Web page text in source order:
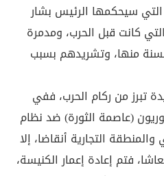
التي سيحكمها الرئيس بشار
كانت قبل الحرب، ومدمرة
منها، وتشريدهم بسبب
تبرز من ركام الحرب، ففي
(عاصمة الثورة) ضد نظام
التجارية أنقاضا، إلا
فتم إعادة إعمار الكنيسة،